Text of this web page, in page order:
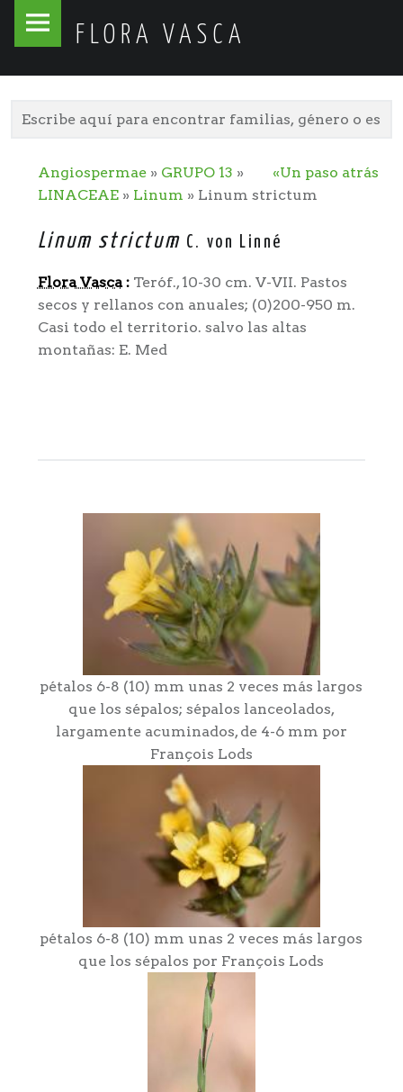
FLORA VASCA
Flora
Skip
«Un paso atrás
Angiospermae» GRUPO 13 »
LINACEAE» Linum » Linum strictum
Linum strictum C. von Linné
Flora Vasca:Teróf., 10-30 cm. V-VII. Pastos
secos y rellanos con anuales; (0)200-950 m.
Casi todo el territorio. salvo las altas
montañas: E. Med
pétalos 6-8 (10) mm unas 2 veces más largos
que los sépalos; sépalos lanceolados,
largamente acuminados, de 4-6 mm por
François Lods
pétalos 6-8 (10) mm unas 2 veces más largos
que los sépalos por François Lods